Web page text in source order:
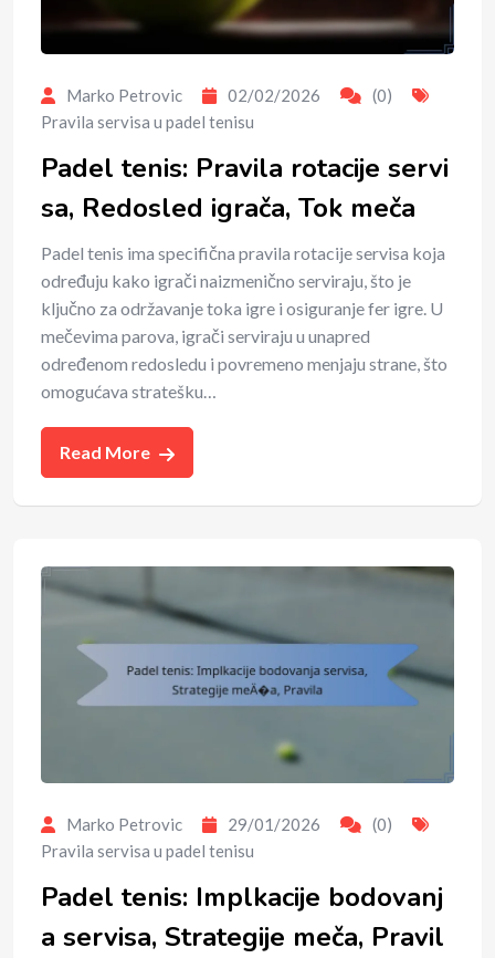
Marko Petrovic 02/02/2026
(0)
Pravila servisa u padel tenisu
Padel tenis: Pravila rotacije servi
sa, Redosled igrača, Tok meča
Padel tenis ima specifična pravila rotacije servisa koja
određuju kako igrači naizmenično serviraju, što je
ključno za održavanje toka igre i osiguranje fer igre. U
mečevima parova, igrači serviraju u unapred
određenom redosledu i povremeno menjaju strane, što
omogućava stratešku…
Read More
Marko Petrovic 29/01/2026
(0)
Pravila servisa u padel tenisu
Padel tenis: Implkacije bodovanj
a servisa, Strategije meča, Pravil